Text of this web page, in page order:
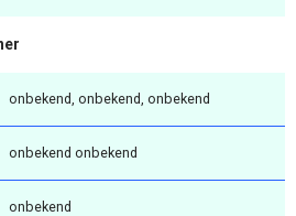
onbekend, onbekend, onbekend
onbekend onbekend
onbekend